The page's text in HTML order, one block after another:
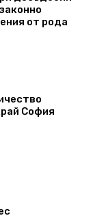
от рода
София